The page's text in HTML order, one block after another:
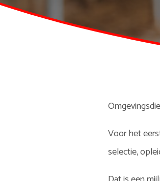
Voor het
selectie,